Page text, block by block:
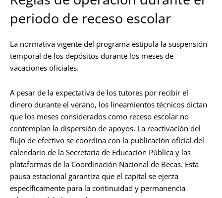
periodo de receso escolar
La normativa vigente del programa estipula la suspensión
temporal de los depósitos durante los meses de
vacaciones oficiales.
A pesar de la expectativa de los tutores por recibir el
dinero durante el verano, los lineamientos técnicos dictan
que los meses considerados como receso escolar no
contemplan la dispersión de apoyos. La reactivación del
flujo de efectivo se coordina con la publicación oficial del
calendario de la Secretaría de Educación Pública y las
plataformas de la Coordinación Nacional de Becas. Esta
pausa estacional garantiza que el capital se ejerza
específicamente para la continuidad y permanencia